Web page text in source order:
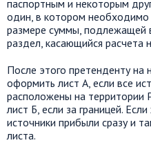
паспортным и некоторым
один, в котором
размере суммы, подлежащей
раздел, касающийся расчета
После этого претенденту на
оформить лист А, если все
расположены на территории
лист Б, если за границей.
источники прибыли сразу и
листа.